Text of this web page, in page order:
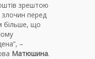
зрештою
злочин перед
більше, що
–
Матюшина.